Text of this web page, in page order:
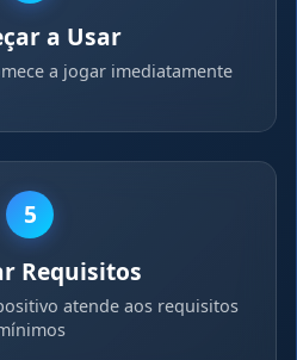
a Usar
a jogar imediatamente
5
Requisitos
atende aos requisitos